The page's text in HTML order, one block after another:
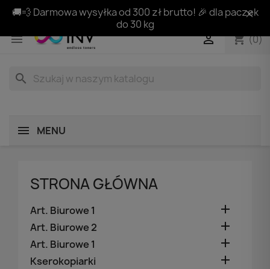
🚚💨 Darmowa wysyłka od 300 zł brutto! 🎉 dla paczek
do 30 kg
 shopping_cart(0)

search
MENU
STRONA GŁÓWNA
Art. Biurowe 1 
Art. Biurowe 2 
Art. Biurowe 1 
Kserokopiarki 